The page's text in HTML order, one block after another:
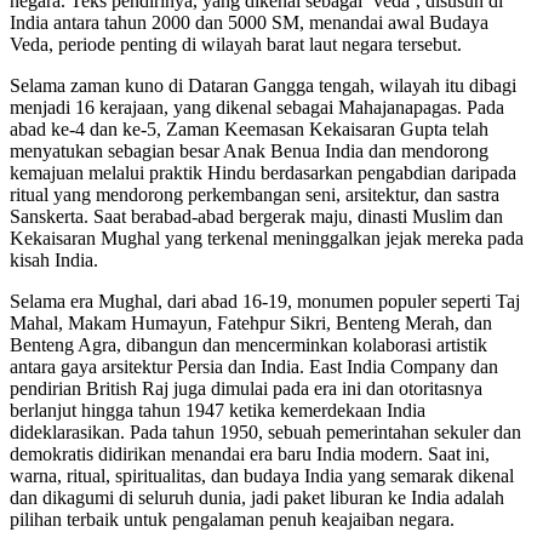
India antara tahun 2000 dan 5000 SM, menandai awal Budaya
Veda, periode penting di wilayah barat laut negara tersebut.
Selama zaman kuno di Dataran Gangga tengah, wilayah itu dibagi
menjadi 16 kerajaan, yang dikenal sebagai Mahajanapagas. Pada
abad ke-4 dan ke-5, Zaman Keemasan Kekaisaran Gupta telah
menyatukan sebagian besar Anak Benua India dan mendorong
kemajuan melalui praktik Hindu berdasarkan pengabdian daripada
ritual yang mendorong perkembangan seni, arsitektur, dan sastra
Sanskerta. Saat berabad-abad bergerak maju, dinasti Muslim dan
Kekaisaran Mughal yang terkenal meninggalkan jejak mereka pada
kisah India.
Selama era Mughal, dari abad 16-19, monumen populer seperti Taj
Mahal, Makam Humayun, Fatehpur Sikri, Benteng Merah, dan
Benteng Agra, dibangun dan mencerminkan kolaborasi artistik
antara gaya arsitektur Persia dan India. East India Company dan
pendirian British Raj juga dimulai pada era ini dan otoritasnya
berlanjut hingga tahun 1947 ketika kemerdekaan India
dideklarasikan. Pada tahun 1950, sebuah pemerintahan sekuler dan
demokratis didirikan menandai era baru India modern. Saat ini,
warna, ritual, spiritualitas, dan budaya India yang semarak dikenal
dan dikagumi di seluruh dunia, jadi paket liburan ke India adalah
pilihan terbaik untuk pengalaman penuh keajaiban negara.